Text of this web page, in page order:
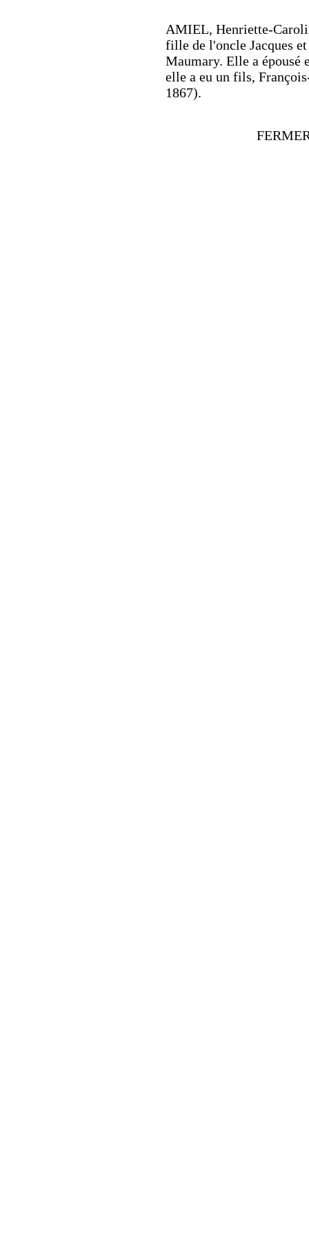
AMIEL, Henriette-
fille de l'oncle Jacques
Maumary. Elle a épousé
elle a eu un fils,
1867).